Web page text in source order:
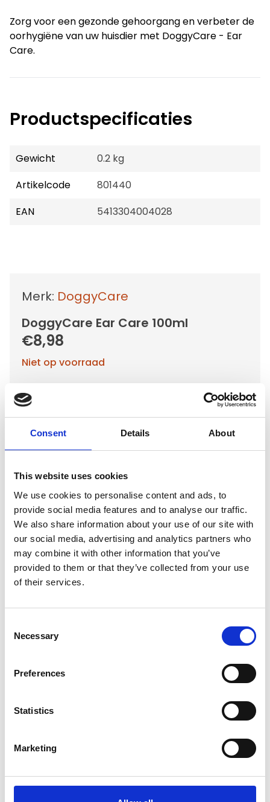
Consent Details About
This website uses cookies
We use cookies to personalise content and ads, to
provide social media features and to analyse our traffic.
We also share information about your use of our site with
our social media, advertising and analytics partners who
may combine it with other information that you’ve
provided to them or that they’ve collected from your use
of their services.
Selection
Necessary
Preferences
Statistics
Marketing
Zorg voor een gezonde gehoorgang en verbeter de
oorhygiëne van uw huisdier met DoggyCare - Ear
Care.
Productspecificaties
Gewicht
0.2 kg
Artikelcode
801440
EAN
5413304004028
Merk: DoggyCare
DoggyCare Ear Care 100ml
€8,98
Niet op voorraad
Voor 15.00 uur besteld dezelfde werkdag
verzonden
In winkelwagen
Gerelateerde producten
DoggyCare Odor Remover
DoggyCare Wound Care
100ml